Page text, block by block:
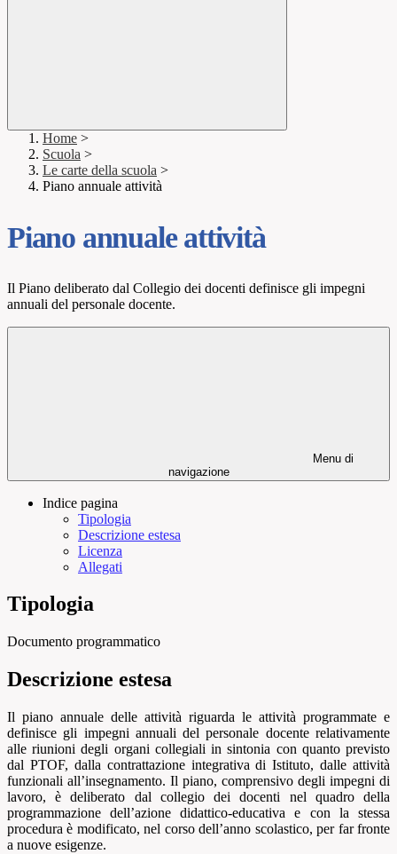
Home >
Scuola >
Le carte della scuola >
Piano annuale attività
Piano annuale attività
Il Piano deliberato dal Collegio dei docenti definisce gli impegni
annuali del personale docente.
Menu di
navigazione
Indice pagina
Tipologia
Descrizione estesa
Licenza
Allegati
Tipologia
Documento programmatico
Descrizione estesa
Il piano annuale delle attività riguarda le attività programmate e
definisce gli impegni annuali del personale docente relativamente
alle riunioni degli organi collegiali in sintonia con quanto previsto
dal PTOF, dalla contrattazione integrativa di Istituto, dalle attività
funzionali all’insegnamento. Il piano, comprensivo degli impegni di
lavoro, è deliberato dal collegio dei docenti nel quadro della
programmazione dell’azione didattico-educativa e con la stessa
procedura è modificato, nel corso dell’anno scolastico, per far fronte
a nuove esigenze.